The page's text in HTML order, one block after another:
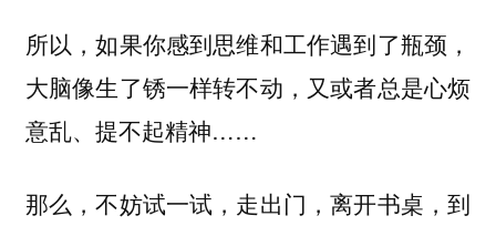
所以，如果你感到思维和工作遇到了瓶颈，
大脑像生了锈一样转不动，又或者总是心烦
意乱、提不起精神……
那么，不妨试一试，走出门，离开书桌，到